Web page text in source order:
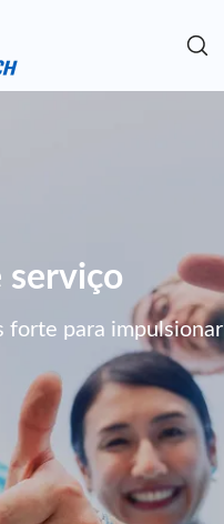
serviço
forte para impulsionar